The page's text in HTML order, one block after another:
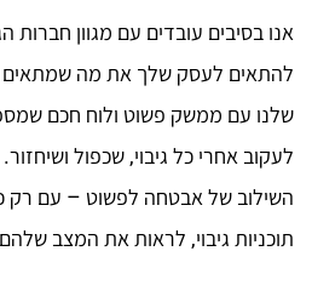
אנו בסיבים עובדים עם מגוון חברות
להתאים לעסק שלך את מה שמתאים לו
שלנו עם ממשק פשוט ולוח חכם
לעקוב אחרי כל גיבוי, שכפול
השילוב של אבטחה לפשוט – עם רק
תוכניות גיבוי, לראות את המצב